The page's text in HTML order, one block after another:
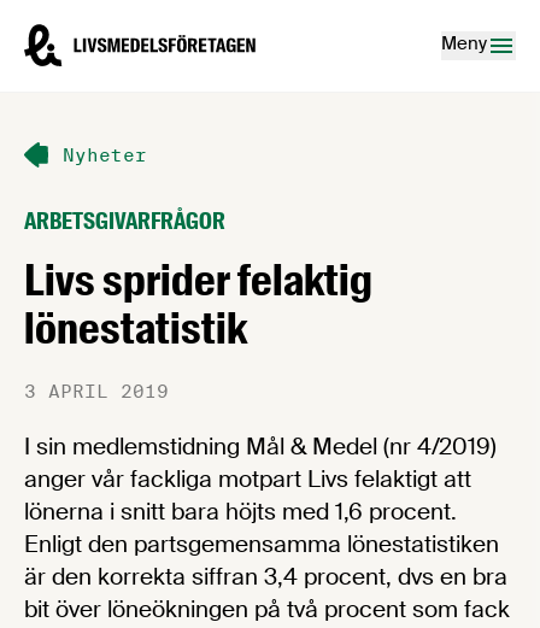
Livsmedelsföretagen – till startsidan
Meny
Nyheter
ARBETSGIVARFRÅGOR
Livs sprider felaktig
lönestatistik
3 APRIL 2019
I sin medlemstidning Mål & Medel (nr 4/2019)
anger vår fackliga motpart Livs felaktigt att
lönerna i snitt bara höjts med 1,6 procent.
Enligt den partsgemensamma lönestatistiken
är den korrekta siffran 3,4 procent, dvs en bra
bit över löneökningen på två procent som fack